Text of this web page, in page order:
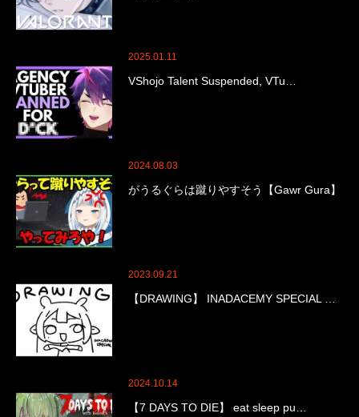
2025.01.11
VShojo Talent Suspended, VTu…
2024.08.03
がうるぐらは蹴りやすそう【Gawr Gura】
2023.09.21
【DRAWING】 INADACEMY SPECIAL …
2024.10.14
【7 DAYS TO DIE】 eat sleep pu…